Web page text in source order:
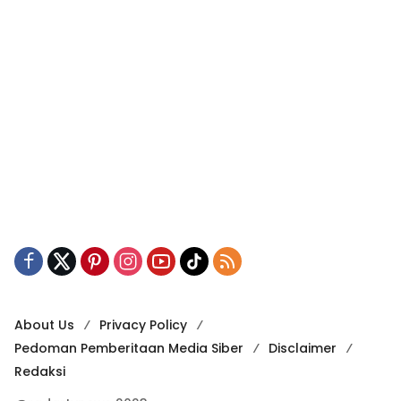
About Us
Privacy Policy
Pedoman Pemberitaan Media Siber
Disclaimer
Redaksi